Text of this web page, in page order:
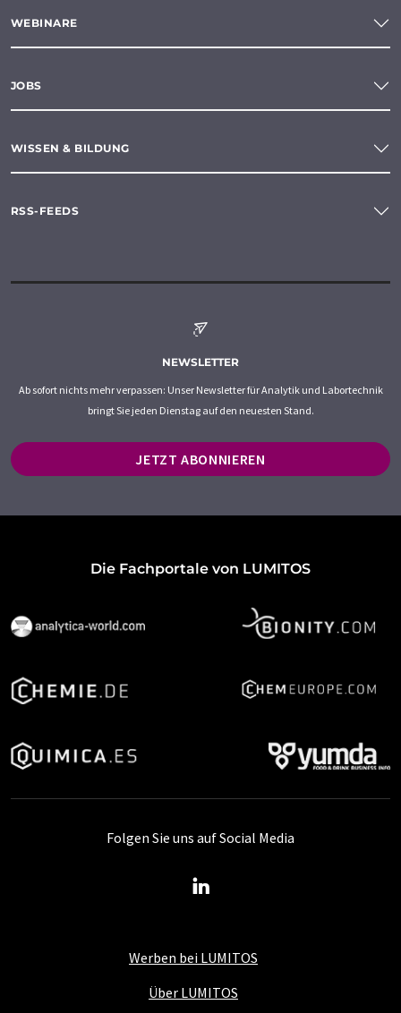
WEBINARE
JOBS
WISSEN & BILDUNG
RSS-FEEDS
NEWSLETTER
Ab sofort nichts mehr verpassen: Unser Newsletter für Analytik und Labortechnik
bringt Sie jeden Dienstag auf den neuesten Stand.
JETZT ABONNIEREN
Die Fachportale von LUMITOS
Werben bei LUMITOS
Über LUMITOS
Folgen Sie uns auf Social Media